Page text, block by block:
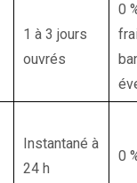
1 à 3 jours
ouvrés
0
Instantané à
24 h
0